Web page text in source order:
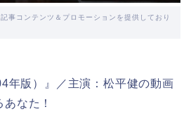
事コンテンツ＆プロモーションを提供しており
年版）』／主演：松平健の動画
なた！